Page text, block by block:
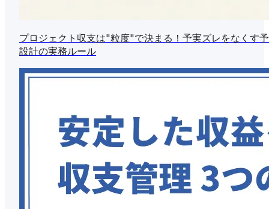
プロジェクト収支は"粒度"で決まる！予実ズレをなくす
設計の実務ルール